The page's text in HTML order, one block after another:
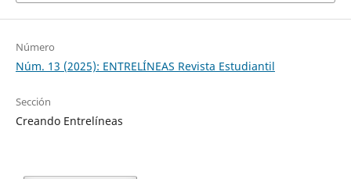
Número
Núm. 13 (2025): ENTRELÍNEAS Revista Estudiantil
Sección
Creando Entrelíneas